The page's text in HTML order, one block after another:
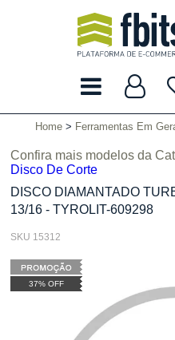
Home Ferramentas Em
37% OFF
DISCO DIAMANTADO
13/16 - TYROLIT-609298
SKU 15312
Confira mais modelos da
Disco De Corte